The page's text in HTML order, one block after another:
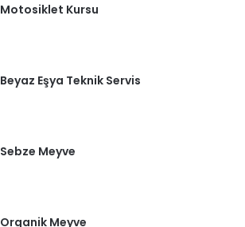
Motosiklet Kursu
Beyaz Eşya Teknik Servis
Sebze Meyve
Organik Meyve